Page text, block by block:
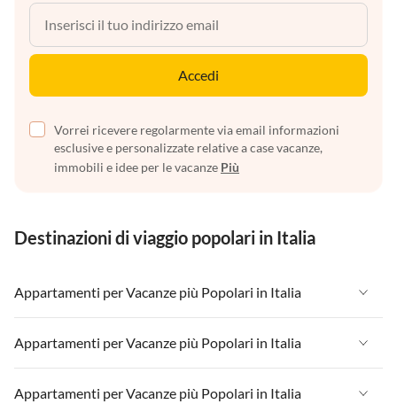
Accedi
Vorrei ricevere regolarmente via email informazioni
esclusive e personalizzate relative a case vacanze,
immobili e idee per le vacanze Più
Destinazioni di viaggio popolari in Italia
Appartamenti per Vacanze più Popolari in Italia
Appartamenti per Vacanze in Italia
Appartamenti per Vacanze in Liguria
Appartamenti per Vacanze più Popolari in Italia
Appartamenti per Vacanze in Italia
Appartamenti per Vacanze più Popolari in Italia